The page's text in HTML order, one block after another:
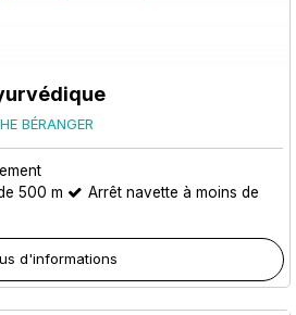
BÉRANGER
500 m
Arrêt navette à moins de
d'informations